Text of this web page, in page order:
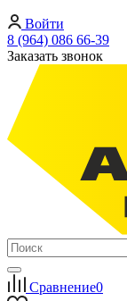
Войти
8 (964) 086 66-39
Заказать звонок
Сравнение0